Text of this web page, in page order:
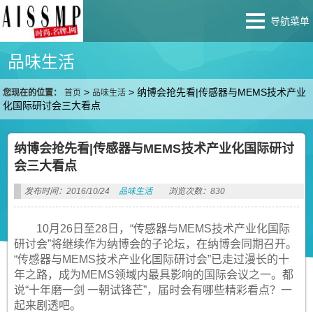
导航菜单
品味生活
您现在的位置： 首页 > 品味生活 >纳博会抢先看|传感器与MEMS技术产业
化国际研讨会三大看点
纳博会抢先看|传感器与MEMS技术产业化国际研讨
会三大看点
发布时间：2016/10/24 品味生活 浏览次数：830
10月26日至28日，“传感器与MEMS技术产业化国际
研讨会”将继续作为纳博会的子论坛，在纳博会同期召开。
“传感器与MEMS技术产业化国际研讨会”已走过漫长的十
年之路，成为MEMS领域内最具影响的国际会议之一。都
说“十年磨一剑 一朝试锋芒”，届时会有哪些精彩看点？一
起来剧透吧。